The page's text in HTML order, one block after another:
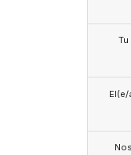
Tu
El(e/
Nos